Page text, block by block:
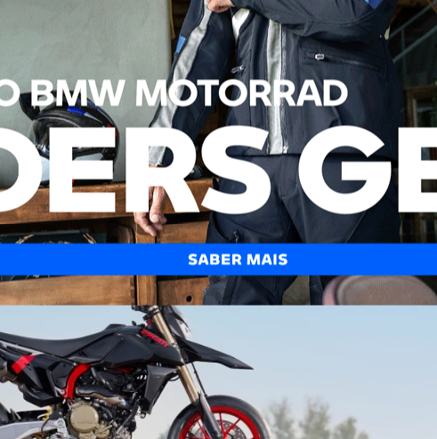
ainda mais a experiência de uma verdadeira
motor Superquadro Mono de 659 cc, derivado
1299. Trata-se de um monocilíndrico extremamente
distribuição desmodrómica e componentes internos
O resultado são 77,5 cv às 10.250 rpm, um valor que coloca
mais potentes alguma vez produzidas.